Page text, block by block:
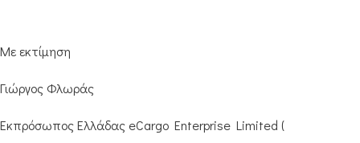
Με εκτίμηση
Γιώργος Φλωράς
Εκπρόσωπος Ελλάδας eCargo Enterprise Limited (